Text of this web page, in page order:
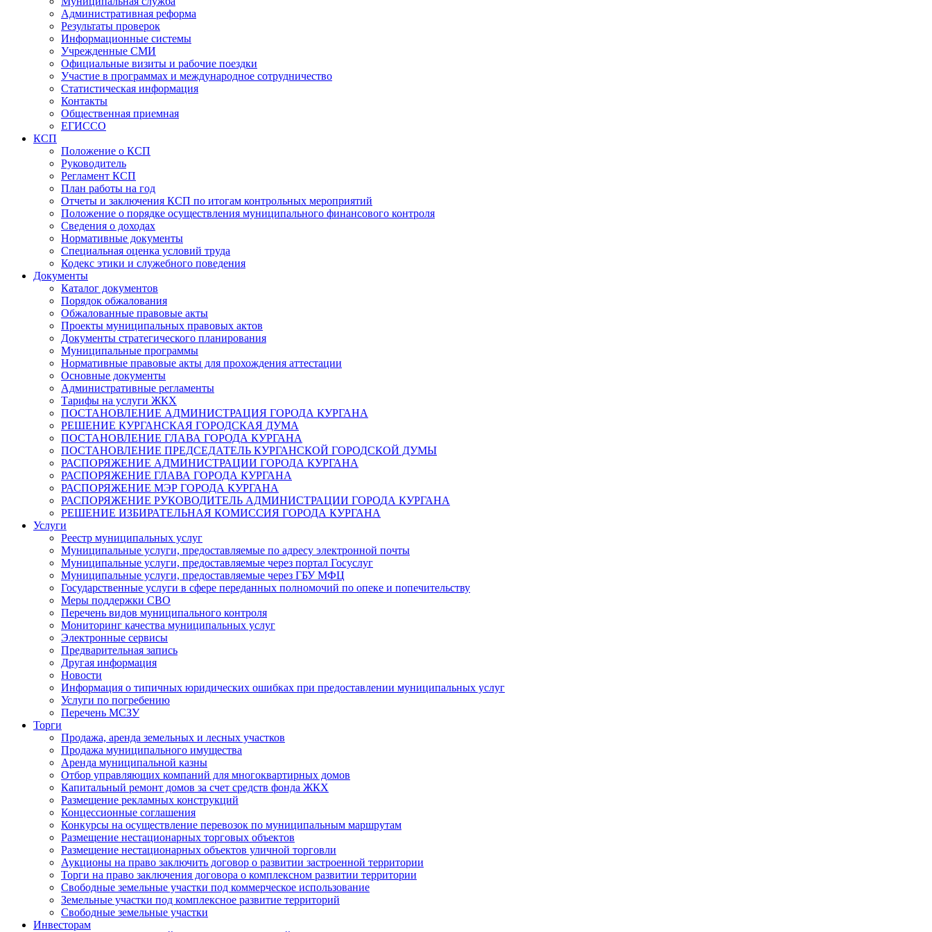
Административная реформа
Результаты проверок
Информационные системы
Учрежденные СМИ
Официальные визиты и рабочие поездки
Участие в программах и международное сотрудничество
Статистическая информация
Контакты
Общественная приемная
ЕГИССО
КСП
Положение о КСП
Руководитель
Регламент КСП
План работы на год
Отчеты и заключения КСП по итогам контрольных мероприятий
Положение о порядке осуществления муниципального финансового контроля
Сведения о доходах
Нормативные документы
Специальная оценка условий труда
Кодекс этики и служебного поведения
Документы
Каталог документов
Порядок обжалования
Обжалованные правовые акты
Проекты муниципальных правовых актов
Документы стратегического планирования
Муниципальные программы
Нормативные правовые акты для прохождения аттестации
Основные документы
Административные регламенты
Тарифы на услуги ЖКХ
ПОСТАНОВЛЕНИЕ АДМИНИСТРАЦИЯ ГОРОДА КУРГАНА
РЕШЕНИЕ КУРГАНСКАЯ ГОРОДСКАЯ ДУМА
ПОСТАНОВЛЕНИЕ ГЛАВА ГОРОДА КУРГАНА
ПОСТАНОВЛЕНИЕ ПРЕДСЕДАТЕЛЬ КУРГАНСКОЙ ГОРОДСКОЙ ДУМЫ
РАСПОРЯЖЕНИЕ АДМИНИСТРАЦИИ ГОРОДА КУРГАНА
РАСПОРЯЖЕНИЕ ГЛАВА ГОРОДА КУРГАНА
РАСПОРЯЖЕНИЕ МЭР ГОРОДА КУРГАНА
РАСПОРЯЖЕНИЕ РУКОВОДИТЕЛЬ АДМИНИСТРАЦИИ ГОРОДА КУРГАНА
РЕШЕНИЕ ИЗБИРАТЕЛЬНАЯ КОМИССИЯ ГОРОДА КУРГАНА
Услуги
Реестр муниципальных услуг
Муниципальные услуги, предоставляемые по адресу электронной почты
Муниципальные услуги, предоставляемые через портал Госуслуг
Муниципальные услуги, предоставляемые через ГБУ МФЦ
Государственные услуги в сфере переданных полномочий по опеке и попечительству
Меры поддержки СВО
Перечень видов муниципального контроля
Мониторинг качества муниципальных услуг
Электронные сервисы
Предварительная запись
Другая информация
Новости
Информация о типичных юридических ошибках при предоставлении муниципальных услуг
Услуги по погребению
Перечень МСЗУ
Торги
Продажа, аренда земельных и лесных участков
Продажа муниципального имущества
Аренда муниципальной казны
Отбор управляющих компаний для многоквартирных домов
Капитальный ремонт домов за счет средств фонда ЖКХ
Размещение рекламных конструкций
Концессионные соглашения
Конкурсы на осуществление перевозок по муниципальным маршрутам
Размещение нестационарных торговых объектов
Размещение нестационарных объектов уличной торговли
Аукционы на право заключить договор о развитии застроенной территории
Торги на право заключения договора о комплексном развитии территории
Свободные земельные участки под коммерческое использование
Земельные участки под комплексное развитие территорий
Свободные земельные участки
Инвесторам